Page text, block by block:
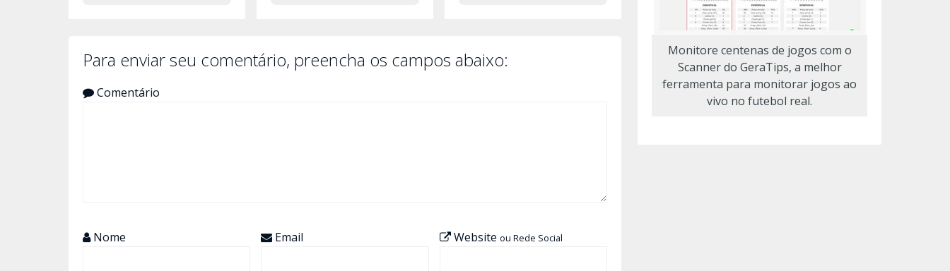
Para enviar seu comentário, preencha os campos abaixo:
Comentário
Nome Email Website ou Rede Social
Monitore centenas de jogos com o
Scanner do GeraTips, a melhor
ferramenta para monitorar jogos ao
vivo no futebol real.